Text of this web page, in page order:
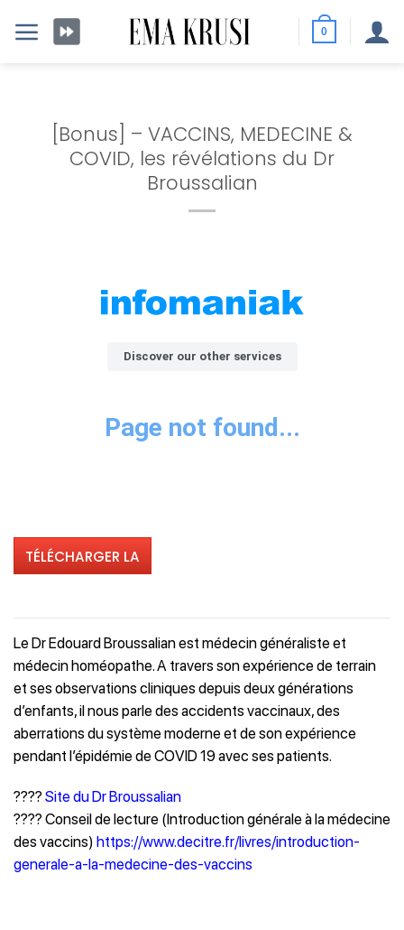
au
0
[Bonus] – VACCINS, MEDECINE &
COVID, les révélations du Dr
Broussalian
TÉLÉCHARGER LA
Le Dr Edouard Broussalian est médecin généraliste et
médecin homéopathe. A travers son expérience de terrain
et ses observations cliniques depuis deux générations
d’enfants, il nous parle des accidents vaccinaux, des
aberrations du système moderne et de son expérience
pendant l’épidémie de COVID 19 avec ses patients.
???? Site du Dr Broussalian
???? Conseil de lecture (Introduction générale à la médecine
des vaccins) https://www.decitre.fr/livres/introduction-
generale-a-la-medecine-des-vaccins